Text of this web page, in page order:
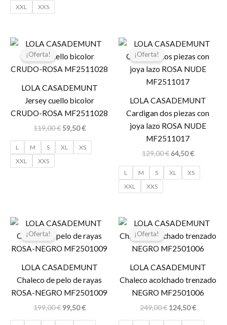
XXL
XXS
¡Oferta!
LOLA CASADEMUNT
Jersey cuello bicolor
CRUDO-ROSA MF2511028
119,00€
El
original
era:
59,50€
El
actual
es:
L M S XL
XS
XXL
XXS
¡Oferta!
LOLA CASADEMUNT
Cardigan dos piezas con
joya lazo ROSA NUDE
MF2511017
129,00€
El
original
era:
129,00 €.
64,50€
El
actual
es:
L M S XL
XS
XXL
XXS
¡Oferta!
LOLA CASADEMUNT
Chaleco de pelo de rayas
ROSA-NEGRO MF2501009
199,00€
El
original
era:
99,50€
El
actual
es:
¡Oferta!
LOLA CASADEMUNT
Chaleco acolchado trenzado
NEGRO MF2501006
249,00€
El
original
era:
124,50€
El
actual
es: